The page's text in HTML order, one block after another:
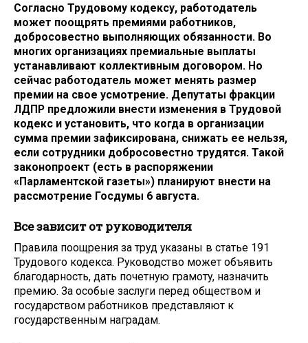
Согласно Трудовому кодексу, работодатель
может поощрять премиями работников,
добросовестно выполняющих обязанности. Во
многих организациях премиальные выплаты
устанавливают коллективным договором. Но
сейчас работодатель может менять размер
премии на свое усмотрение. Депутаты фракции
ЛДПР предложили внести изменения в Трудовой
кодекс и установить, что когда в организации
сумма премии зафиксирована, снижать ее нельзя,
если сотрудники добросовестно трудятся. Такой
законопроект (есть в распоряжении
«Парламентской газеты») планируют внести на
рассмотрение Госдумы 6 августа.
Все зависит от руководителя
Правила поощрения за труд указаны в статье 191
Трудового кодекса. Руководство может объявить
благодарность, дать почетную грамоту, назначить
премию. За особые заслуги перед обществом и
государством работников представляют к
государственным наградам.